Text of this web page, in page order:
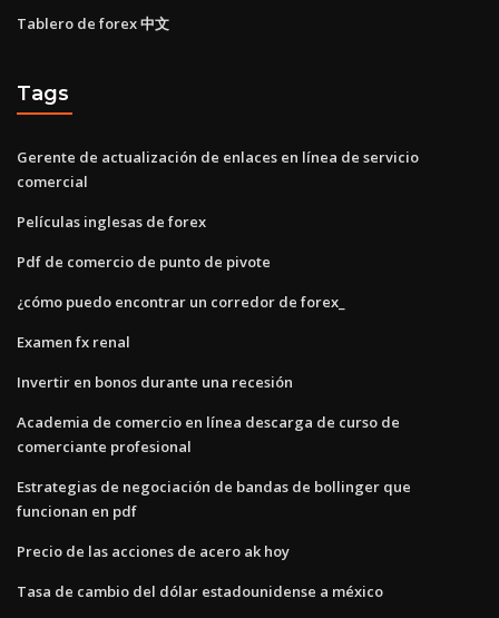
Tablero de forex 中文
Tags
Gerente de actualización de enlaces en línea de servicio
comercial
Películas inglesas de forex
Pdf de comercio de punto de pivote
¿cómo puedo encontrar un corredor de forex_
Examen fx renal
Invertir en bonos durante una recesión
Academia de comercio en línea descarga de curso de
comerciante profesional
Estrategias de negociación de bandas de bollinger que
funcionan en pdf
Precio de las acciones de acero ak hoy
Tasa de cambio del dólar estadounidense a méxico